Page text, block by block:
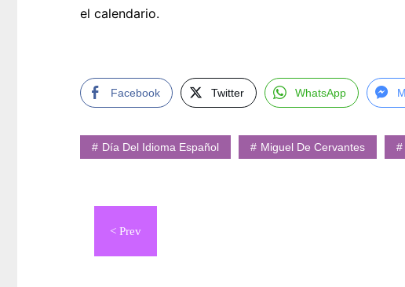
el calendario.
Facebook Twitter WhatsApp
Día Del Idioma Español Miguel De Cervantes
Navegación